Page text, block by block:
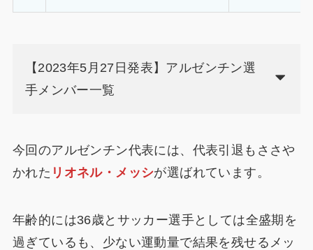
【2023年5月27日発表】アルゼンチン選
手メンバー一覧
今回のアルゼンチン代表には、代表引退もささや
かれた リオネル・メッシが選ばれています。
年齢的には36歳とサッカー選手としては全盛期を
過ぎているも、少ない運動量で結果を残せるメッ